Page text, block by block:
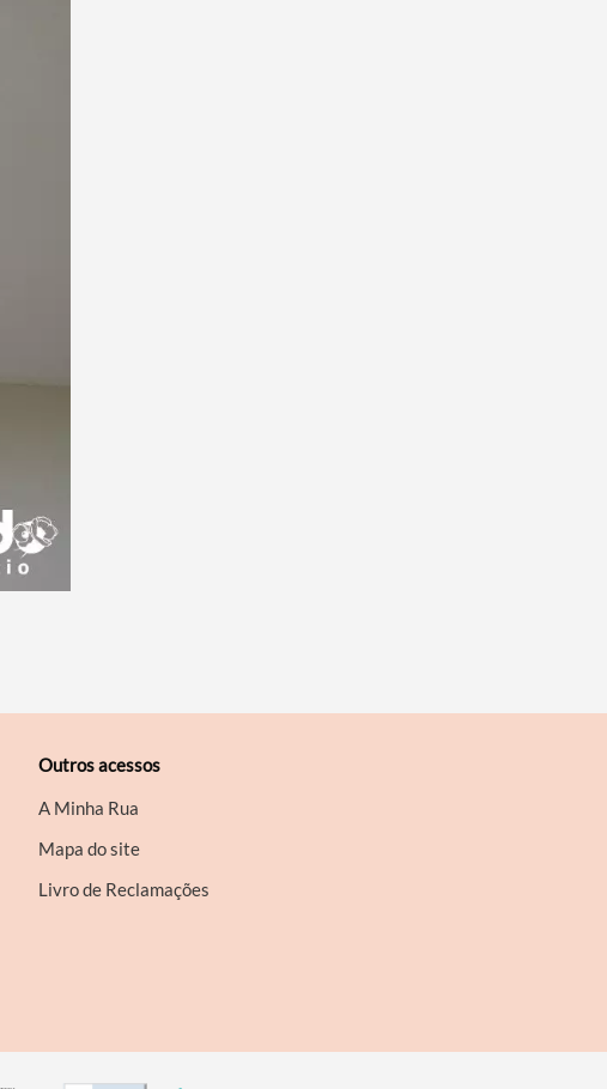
Outros acessos
A Minha Rua
Mapa do site
Livro de Reclamações